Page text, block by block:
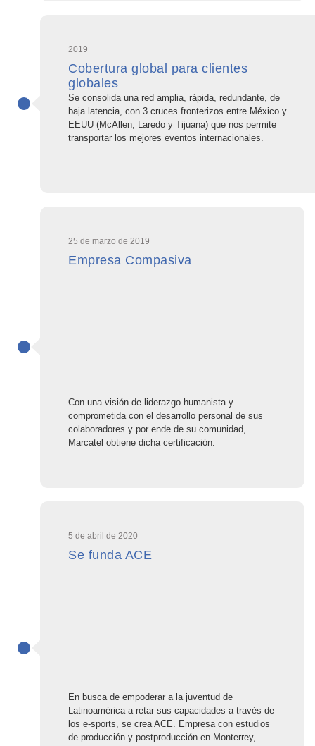
2019
Cobertura global para clientes
globales
Se consolida una red amplia, rápida, redundante, de
baja latencia, con 3 cruces fronterizos entre México y
EEUU (McAllen, Laredo y Tijuana) que nos permite
transportar los mejores eventos internacionales.
25 de marzo de 2019
Empresa Compasiva
Con una visión de liderazgo humanista y
comprometida con el desarrollo personal de sus
colaboradores y por ende de su comunidad,
Marcatel obtiene dicha certificación.
5 de abril de 2020
Se funda ACE
En busca de empoderar a la juventud de
Latinoamérica a retar sus capacidades a través de
los e-sports, se crea ACE. Empresa con estudios
de producción y postproducción en Monterrey,